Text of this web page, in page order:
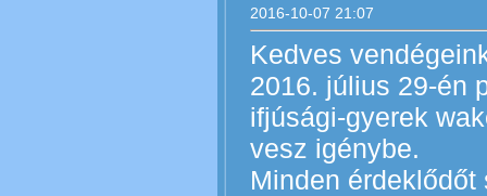
2016-10-07 21:07
Kedves
2016. július 29-én
ifjúsági-gyerek
vesz igénybe.
Minden